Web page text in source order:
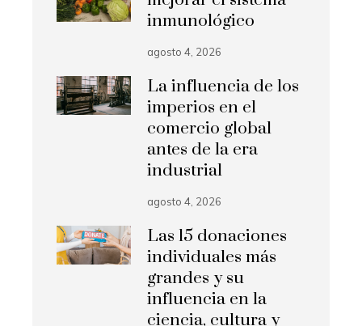
inmunológico
agosto 4, 2026
La influencia de los
imperios en el
comercio global
antes de la era
industrial
agosto 4, 2026
Las 15 donaciones
individuales más
grandes y su
influencia en la
ciencia, cultura y